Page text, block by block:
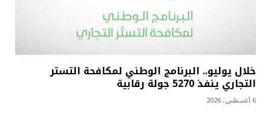
خلال يوليو.. البرنامج الوطني لمكافحة التستر
التجاري ينفذ 5270 جولة رقابية
6 أغسطس، 2026